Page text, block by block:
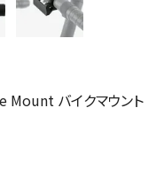
Mount バイクマウント